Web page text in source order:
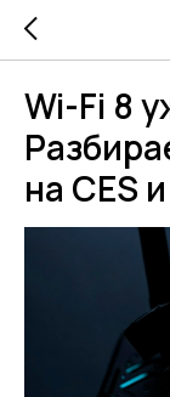
Wi-Fi 8
на CES